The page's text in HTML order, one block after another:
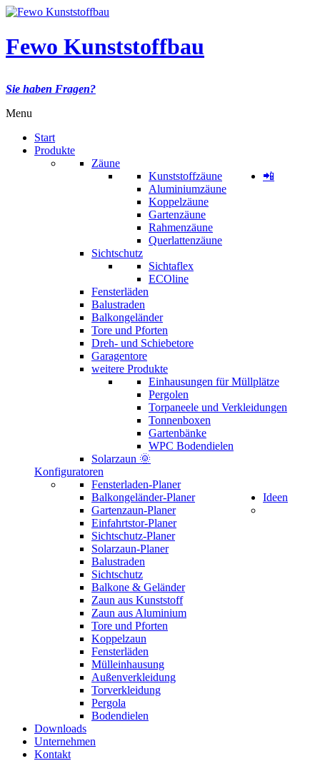
Fewo Kunststoffbau
Sie haben Fragen?
Menu
Start
Produkte
Zäune
Kunststoffzäune
Aluminiumzäune
Koppelzäune
Gartenzäune
Rahmenzäune
Querlattenzäune
Sichtschutz
Sichtaflex
ECOline
Fensterläden
Balustraden
Balkongeländer
Tore und Pforten
Dreh- und Schiebetore
Garagentore
weitere Produkte
Einhausungen für Müllplätze
Pergolen
Torpaneele und Verkleidungen
Tonnenboxen
Gartenbänke
WPC Bodendielen
Solarzaun 🌞
📲
Konfiguratoren
Fensterladen-Planer
Balkongeländer-Planer
Gartenzaun-Planer
Einfahrtstor-Planer
Sichtschutz-Planer
Solarzaun-Planer
Ideen
Balustraden
Sichtschutz
Balkone & Geländer
Zaun aus Kunststoff
Zaun aus Aluminium
Tore und Pforten
Koppelzaun
Fensterläden
Mülleinhausung
Außenverkleidung
Torverkleidung
Pergola
Bodendielen
Downloads
Unternehmen
Kontakt